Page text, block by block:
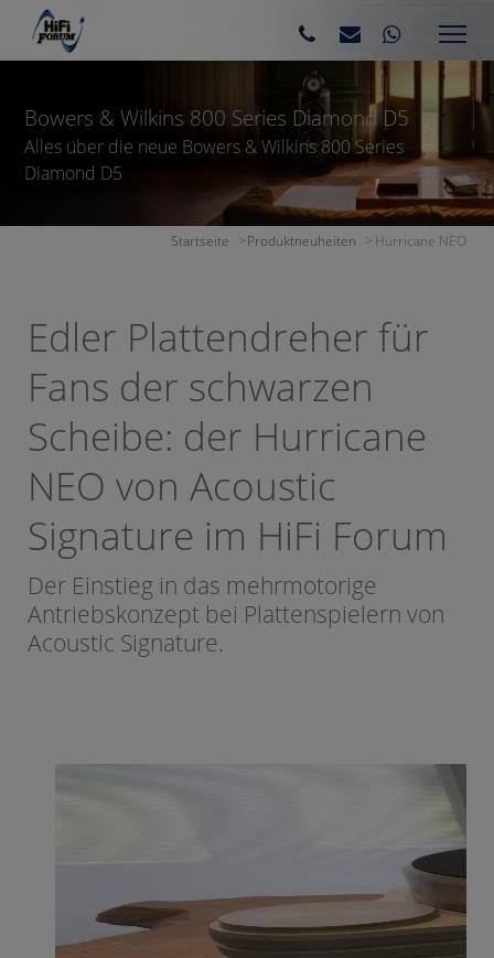
Bowers & Wilkins 800 Series Diamond D5
Alles über die neue Bowers & Wilkins 800 Series
Diamond D5
Startseite Produktneuheiten Hurricane NEO
Edler Plattendreher für
Fans der schwarzen
Scheibe: der Hurricane
NEO von Acoustic
Signature im HiFi Forum
Der Einstieg in das mehrmotorige
Antriebskonzept bei Plattenspielern von
Acoustic Signature.